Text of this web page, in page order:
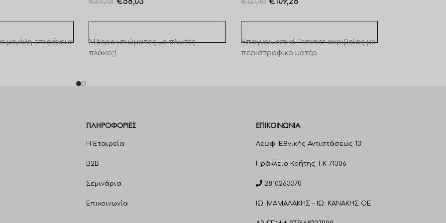
μεγάλη επιφάνεια
€64,48
Σίδερο ισιώματος με πλωτές
πλάκες!
€121,40
Επαγγελματικό Trimmer ακριβείας με
περιστροφικό μοτέρ.
ΠΛΗΡΟΦΟΡΊΕΣ
Η Εταιρεία
B2B
Σεμινάρια
Επικοινωνία
ΕΠΙΚΟΙΝΩΝΊΑ
Λεωφ. Εθνικής Αντιστάσεως 13
Ηράκλειο Κρήτης T.K 71306
2810263370
ΙΩ. ΜΑΜΑΛΑΚΗΣ – ΙΩ. ΚΑΝΑΚΗΣ ΟΕ